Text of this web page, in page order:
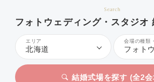
Search
フォトウェディング・スタジオ
エリア
北海道
会場の種類
結婚式場を探す (全2